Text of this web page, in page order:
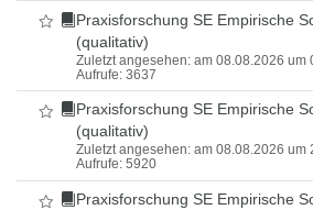
Als Favorit markieren
Praxisforschung SE Empirische
(qualitativ)
Zuletzt angesehen: am 08.08.2026 um
Aufrufe: 3637
Als Favorit markieren
Praxisforschung SE Empirische
(qualitativ)
Zuletzt angesehen: am 08.08.2026 um
Aufrufe: 5920
Als Favorit markieren
Praxisforschung SE Empirische